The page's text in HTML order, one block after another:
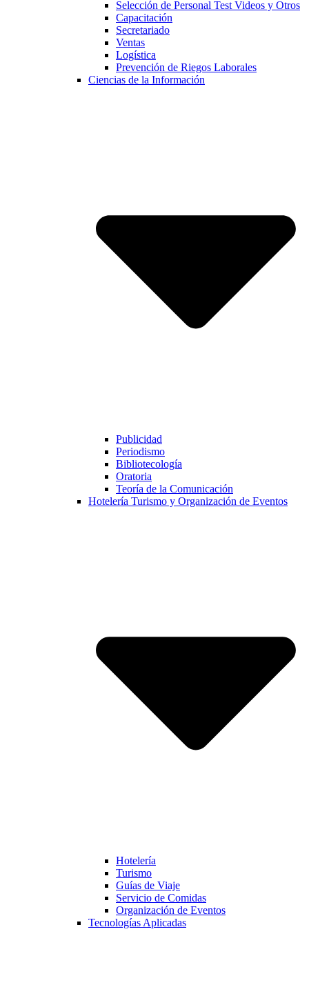
Selección de Personal Test Videos y Otros
Capacitación
Secretariado
Ventas
Logística
Prevención de Riegos Laborales
Ciencias de la Información
Publicidad
Periodismo
Bibliotecología
Oratoria
Teoría de la Comunicación
Hotelería Turismo y Organización de Eventos
Hotelería
Turismo
Guías de Viaje
Servicio de Comidas
Organización de Eventos
Tecnologías Aplicadas